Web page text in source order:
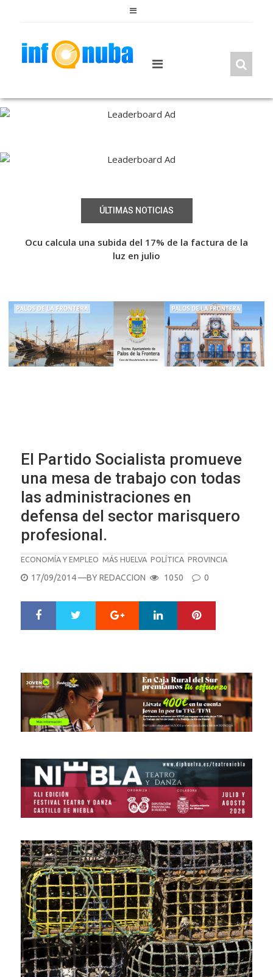
ÚLTIMAS NOTICIAS
Ocu calcula una subida del 17% de la factura de la
luz en julio
El Partido Socialista promueve
una mesa de trabajo con todas
las administraciones en
defensa del sector marisquero
profesional.
ECONOMÍA Y EMPLEO MÁS HUELVA POLÍTICA PROVINCIA
POSTED
17/09/2014—BYREDACCION 1050 0
Google+ LinkedIn